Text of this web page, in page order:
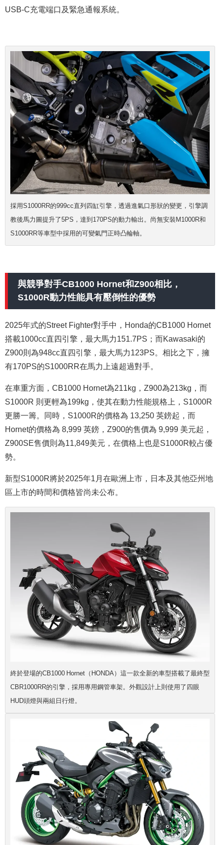
USB-C充電端口及緊急通報系統。
採用S1000RR的999cc直列四缸引擎，透過進氣口形狀的變更，引擎調
教後馬力圖提升了5PS，達到170PS的動力輸出。尚無安裝M1000R和
S1000RR等車型中採用的可變氣門正時凸輪軸。
與競爭對手CB1000 Hornet和Z900相比，
S1000R動力性能具有壓倒性的優勢
2025年式的Street Fighter對手中，Honda的CB1000 Hornet
搭載1000cc直 四引擎，最大馬力151.7PS；而Kawasaki的
Z900則為948cc直 四引擎，最大馬力123PS。相比之下，擁
有170PS的S1000RR在馬力上遠超過對手。
在車重方面，CB1000 Hornet為211kg，Z900為213kg，而
S1000R 則更輕為199kg，使其在動力性能規格上， S1000R
更勝一籌 。同時，S1000R的價格為 13,250 英鎊起，而
Hornet的價格為 8,999 英鎊，Z900的售價為 9,999 美元起，
Z900SE售價則為11,849美元，在價格上也是S1000R較占優
勢。
新型S1000R將於2025年1月在歐洲上市，日本及其他亞州地
區上市的時間和價格皆尚未公布。
終於登場的CB1000 Hornet（HONDA）這一款全新的車型搭載了最終型
CBR1000RR的引擎，採用專用鋼管車架。外觀設計上則使用了四眼
HUD頭燈與兩組日行燈。